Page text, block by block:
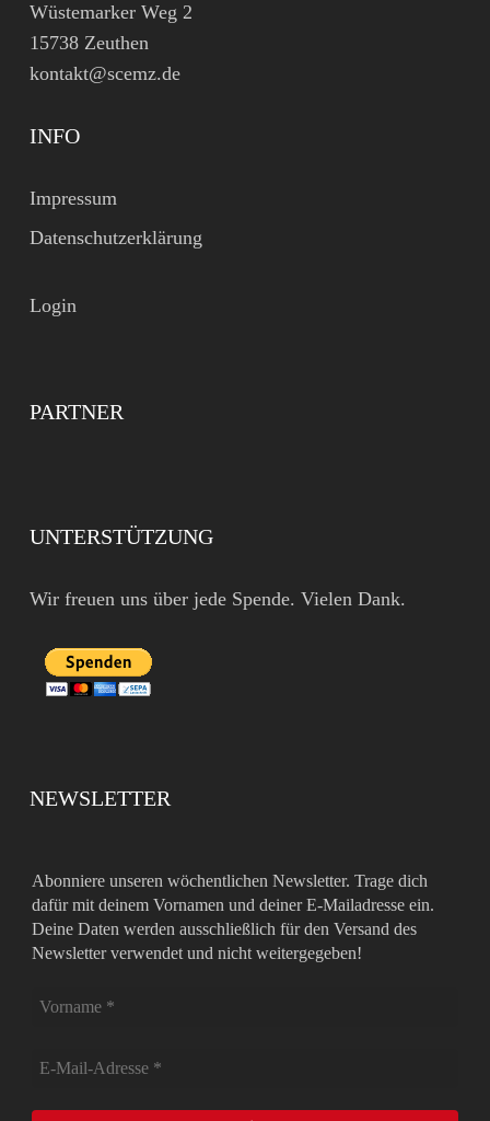
Wüstemarker Weg 2
15738 Zeuthen
kontakt@scemz.de
INFO
Impressum
Datenschutzerklärung
Login
PARTNER
UNTERSTÜTZUNG
Wir freuen uns über jede Spende. Vielen Dank.
NEWSLETTER
Abonniere unseren wöchentlichen Newsletter. Trage dich
dafür mit deinem Vornamen und deiner E-Mailadresse ein.
Deine Daten werden ausschließlich für den Versand des
Newsletter verwendet und nicht weitergegeben!